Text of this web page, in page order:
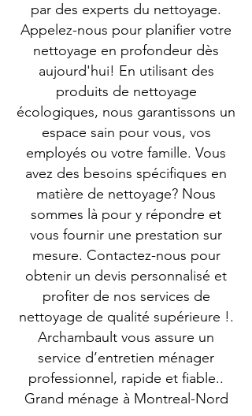
par des experts du nettoyage.
Appelez-nous pour planifier votre
nettoyage en profondeur dès
aujourd'hui! En utilisant des
produits de nettoyage
écologiques, nous garantissons un
espace sain pour vous, vos
employés ou votre famille. Vous
avez des besoins spécifiques en
matière de nettoyage? Nous
sommes là pour y répondre et
vous fournir une prestation sur
mesure. Contactez-nous pour
obtenir un devis personnalisé et
profiter de nos services de
nettoyage de qualité supérieure !.
Archambault vous assure un
service d’entretien ménager
professionnel, rapide et fiable..
Grand ménage à Montreal-Nord